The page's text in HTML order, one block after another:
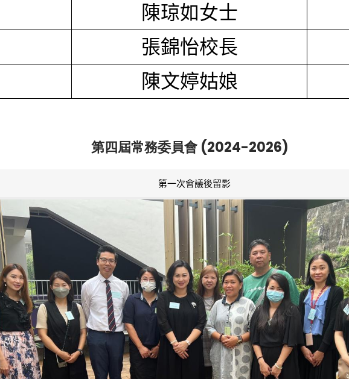
陳琼如女士
張錦怡校長
陳文婷姑娘
第四屆常務委員會 (2024-2026)
第一次會議後留影